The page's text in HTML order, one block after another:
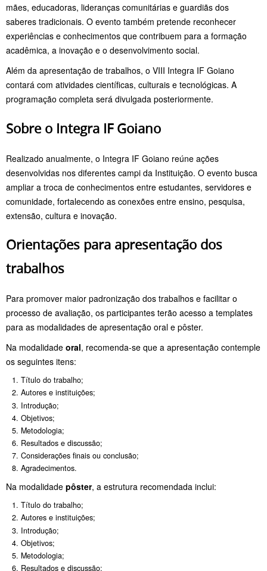
mães, educadoras, lideranças comunitárias e guardiãs dos
saberes tradicionais. O evento também pretende reconhecer
experiências e conhecimentos que contribuem para a formação
acadêmica, a inovação e o desenvolvimento social.
Além da apresentação de trabalhos, o VIII Integra IF Goiano
contará com atividades científicas, culturais e tecnológicas. A
programação completa será divulgada posteriormente.
Sobre o Integra IF Goiano
Realizado anualmente, o Integra IF Goiano reúne ações
desenvolvidas nos diferentes campi da Instituição. O evento busca
ampliar a troca de conhecimentos entre estudantes, servidores e
comunidade, fortalecendo as conexões entre ensino, pesquisa,
extensão, cultura e inovação.
Orientações para apresentação dos
trabalhos
Para promover maior padronização dos trabalhos e facilitar o
processo de avaliação, os participantes terão acesso a templates
para as modalidades de apresentação oral e pôster.
Na modalidade oral, recomenda-se que a apresentação contemple
os seguintes itens:
Título do trabalho;
Autores e instituições;
Introdução;
Objetivos;
Metodologia;
Resultados e discussão;
Considerações finais ou conclusão;
Agradecimentos.
Na modalidade pôster, a estrutura recomendada inclui:
Título do trabalho;
Autores e instituições;
Introdução;
Objetivos;
Metodologia;
Resultados e discussão;